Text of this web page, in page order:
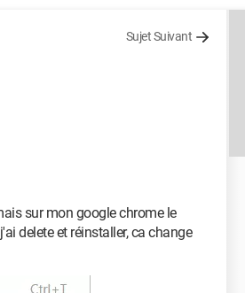
Sujet Suivant
sur mon google chrome le
delete et réinstaller, ca change